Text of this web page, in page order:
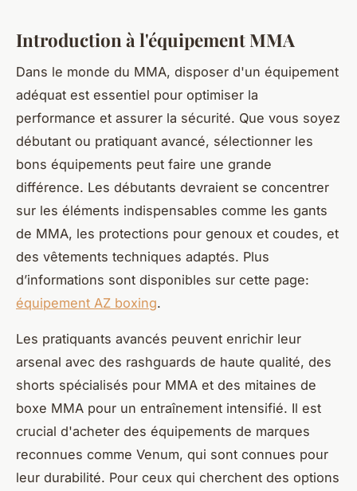
Introduction à l'équipement MMA
Dans le monde du MMA, disposer d'un équipement
adéquat est essentiel pour optimiser la
performance et assurer la sécurité. Que vous soyez
débutant ou pratiquant avancé, sélectionner les
bons équipements peut faire une grande
différence. Les débutants devraient se concentrer
sur les éléments indispensables comme les gants
de MMA, les protections pour genoux et coudes, et
des vêtements techniques adaptés. Plus
d’informations sont disponibles sur cette page:
équipement AZ boxing.
Les pratiquants avancés peuvent enrichir leur
arsenal avec des rashguards de haute qualité, des
shorts spécialisés pour MMA et des mitaines de
boxe MMA pour un entraînement intensifié. Il est
crucial d'acheter des équipements de marques
reconnues comme Venum, qui sont connues pour
leur durabilité. Pour ceux qui cherchent des options